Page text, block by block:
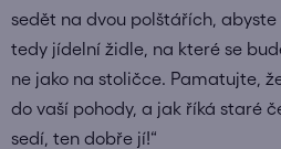
sedět na dvou polštářích,
tedy jídelní židle, na které se
ne jako na stoličce. Pamatujte,
do vaší pohody, a jak říká staré
sedí, ten dobře jí!“